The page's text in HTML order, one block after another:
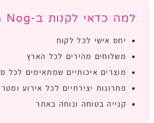
למה כדאי לקנות ב-Noga Nog?
יחס אישי לכל לקוח
משלוחים מהירים לכל הארץ
מוצרים איכותיים שמתאימים לכל
פתרונות יצירתיים לכל אירוע
קנייה בטוחה ונוחה באתר